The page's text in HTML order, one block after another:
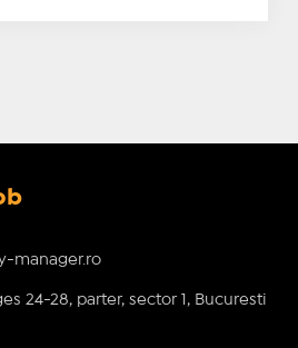
manager.ro
24-28, parter, sector 1, Bucuresti